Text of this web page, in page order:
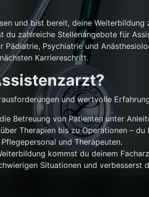
und bist bereit, deine Weiterbildung
du zahlreiche Stellenangebote für
Psychiatrie und
Karriereschritt.
und wertvolle
Betreuung von Patienten unter
Therapien bis zu Operationen – du
und Therapeuten.
kommst du deinem
Situationen und verbesserst